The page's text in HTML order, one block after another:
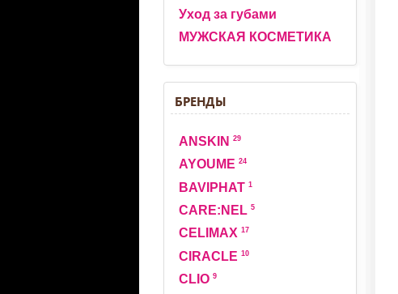
Уход за губами
МУЖСКАЯ КОСМЕТИКА
БРЕНДЫ
ANSKIN 29
AYOUME 24
BAVIPHAT 1
CARE:NEL 5
CELIMAX 17
CIRACLE 10
CLIO 9